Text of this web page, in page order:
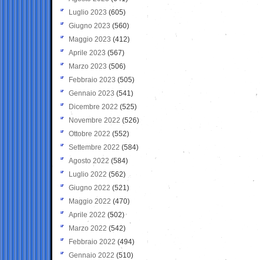
Luglio 2023 (605)
Giugno 2023 (560)
Maggio 2023 (412)
Aprile 2023 (567)
Marzo 2023 (506)
Febbraio 2023 (505)
Gennaio 2023 (541)
Dicembre 2022 (525)
Novembre 2022 (526)
Ottobre 2022 (552)
Settembre 2022 (584)
Agosto 2022 (584)
Luglio 2022 (562)
Giugno 2022 (521)
Maggio 2022 (470)
Aprile 2022 (502)
Marzo 2022 (542)
Febbraio 2022 (494)
Gennaio 2022 (510)